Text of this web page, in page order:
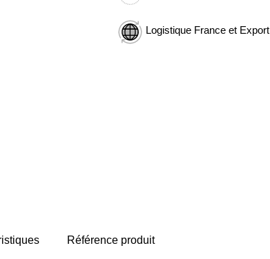
Logistique France et Export
Référence produit